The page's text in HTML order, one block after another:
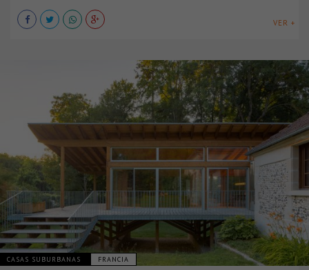
VER +
CASAS SUBURBANAS FRANCIA